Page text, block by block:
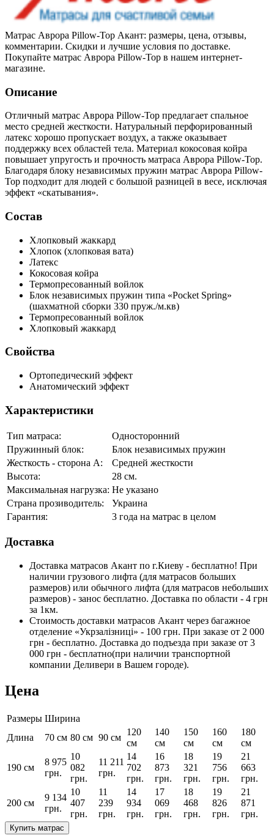
Матрас Аврора Pillow-Top Акант: размеры, цена, отзывы,
комментарии. Скидки и лучшие условия по доставке.
Покупайте матрас Аврора Pillow-Top в нашем интернет-
магазине.
Описание
Отличный матрас Аврора Pillow-Top предлагает спальное
место средней жесткости. Натуральный перфорированный
латекс хорошо пропускает воздух, а также оказывает
поддержку всех областей тела. Материал кокосовая койра
повышает упругость и прочность матраса Аврора Pillow-Top.
Благодаря блоку независимых пружин матрас Аврора Pillow-
Top подходит для людей с большой разницей в весе, исключая
эффект «скатывания».
Состав
Хлопковый жаккард
Хлопок (хлопковая вата)
Латекс
Кокосовая койра
Термопресованный войлок
Блок независимых пружин типа «Pocket Spring»
(шахматной сборки 330 пруж./м.кв)
Термопресованный войлок
Хлопковый жаккард
Свойства
Ортопедический эффект
Анатомический эффект
Характеристики
Тип матраса:
Односторонний
Пружинный блок:
Блок независимых пружин
Жесткость - сторона А:
Средней жесткости
Высота:
28 см.
Максимальная нагрузка: Не указано
Страна прозиводитель:
Украина
Гарантия:
3 года на матрас в целом
Доставка
Доставка матрасов Акант по г.Киеву - бесплатно! При
наличии грузового лифта (для матрасов больших
размеров) или обычного лифта (для матрасов небольших
размеров) - занос бесплатно. Доставка по области - 4 грн
за 1км.
Стоимость доставки матрасов Акант через багажное
отделение «Укрзалізниці» - 100 грн. При заказе от 2 000
грн - бесплатно. Доставка до подъезда при заказе от 3
000 грн - бесплатно(при наличии транспортной
компании Деливери в Вашем городе).
Цена
Размеры Ширина
Длина
70 см 80 см 90 см
120
см
140
см
150
см
160
см
180
см
190 см
8 975
грн.
10
082
грн.
11 211
грн.
14
702
грн.
16
873
грн.
18
321
грн.
19
756
грн.
21
663
грн.
200 см
9 134
грн.
10
407
грн.
11
239
грн.
14
934
грн.
17
069
грн.
18
468
грн.
19
826
грн.
21
871
грн.
Купить матрас